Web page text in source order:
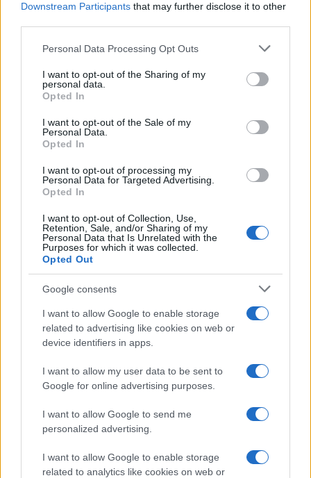
Downstream Participants that may further disclose it to other
Please note that this website/app uses one or more Google
not limited to your visit or usage behaviour. You may click to
grant or deny consent to Google and its third-party tags to
use your data for below specified purposes in below Google
consent section.
Personal Data Processing Opt Outs
I want to opt-out of the Sharing of my
personal data.
Opted In
I want to opt-out of the Sale of my
Personal Data.
Opted In
I want to opt-out of processing my
Personal Data for Targeted Advertising.
Opted In
I want to opt-out of Collection, Use,
Retention, Sale, and/or Sharing of my
Personal Data that Is Unrelated with the
Purposes for which it was collected.
Opted Out
Google consents
I want to allow Google to enable storage
related to advertising like cookies on web or
device identifiers in apps.
I want to allow my user data to be sent to
Google for online advertising purposes.
I want to allow Google to send me
personalized advertising.
I want to allow Google to enable storage
related to analytics like cookies on web or
AUTORE
AiAdhubMedia
Continua a leggere
ESG NEWS